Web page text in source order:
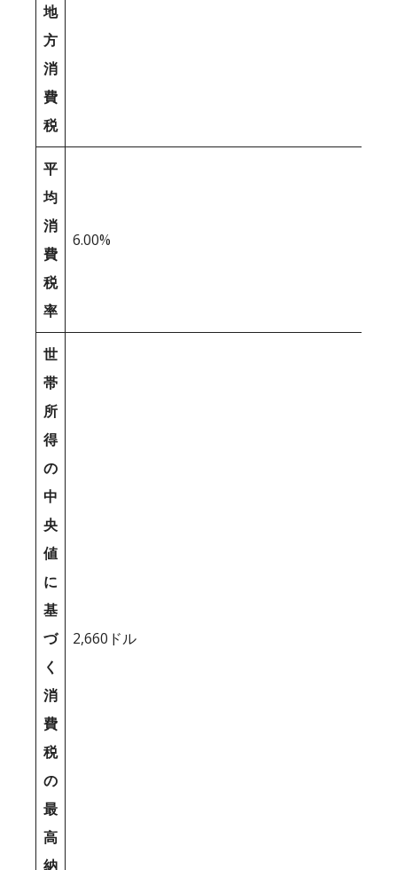
地
方
消
費
税
平
均
消
費
税
率
6.00%
世
帯
所
得
の
中
央
値
に
基
づ
く
消
費
税
の
最
高
納
2,660ドル